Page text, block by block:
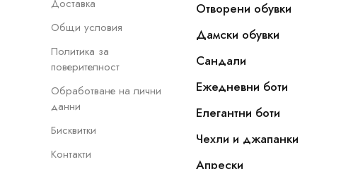
Доставка
Общи условия
Политика за
поверителност
Обработване на лични
данни
Бисквитки
Контакти
Отворени обувки
Дамски обувки
Сандали
Ежедневни боти
Елегантни боти
Чехли и джапанки
Апрески